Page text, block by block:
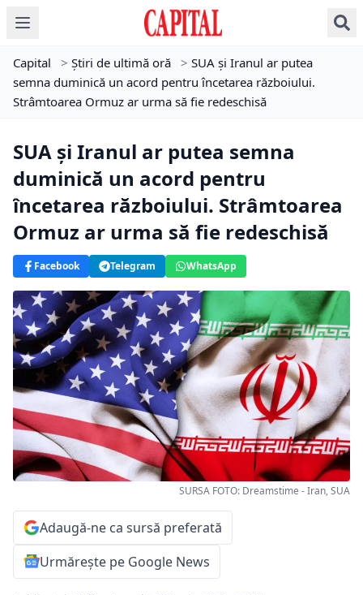
Capital > Știri de ultimă oră > SUA și Iranul ar putea
semna duminică un acord pentru încetarea războiului.
Strâmtoarea Ormuz ar urma să fie redeschisă
SUA și Iranul ar putea semna
duminică un acord pentru
încetarea războiului. Strâmtoarea
Ormuz ar urma să fie redeschisă
Facebook Telegram WhatsApp
SURSA FOTO: Dreamstime - Iran, SUA
Adaugă-ne ca sursă preferată
Urmărește pe Google News